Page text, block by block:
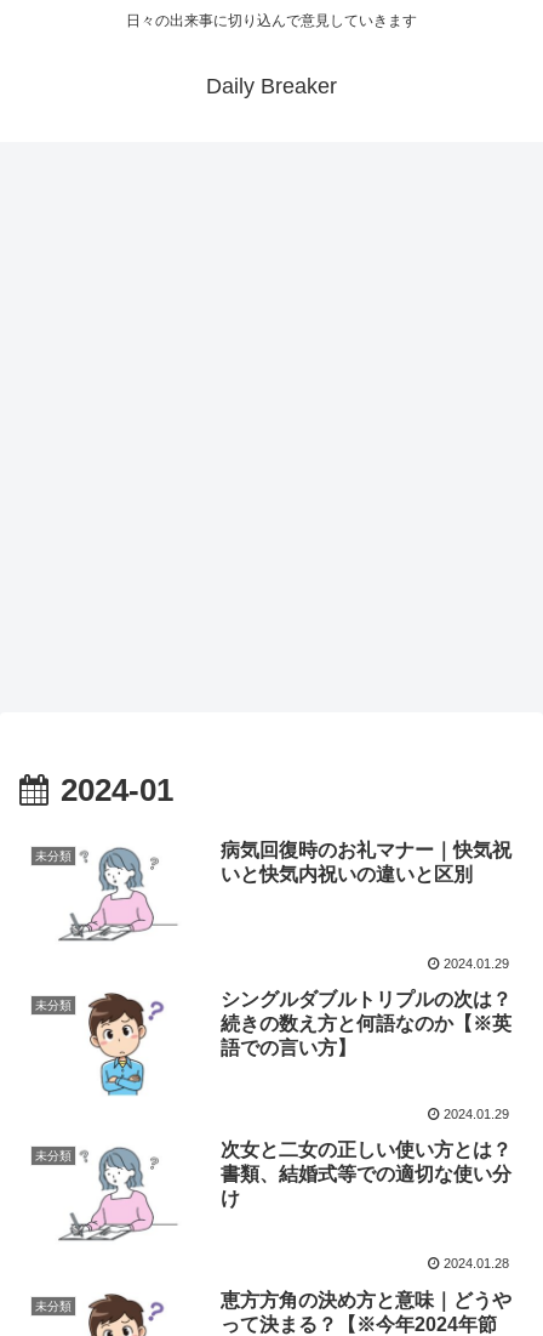
日々の出来事に切り込んで意見していきます
Daily Breaker
2024-01
未分類
病気回復時のお礼マナー｜快気祝
いと快気内祝いの違いと区別
2024.01.29
未分類
シングルダブルトリプルの次は？
続きの数え方と何語なのか【※英
語での言い方】
2024.01.29
未分類
次女と二女の正しい使い方とは？
書類、結婚式等での適切な使い分
け
2024.01.28
未分類
恵方方角の決め方と意味｜どうや
って決まる？【※今年2024年節